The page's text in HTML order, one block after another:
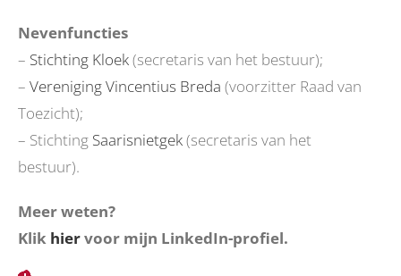
Nevenfuncties
– Stichting Kloek(secretaris van het bestuur);
– Vereniging Vincentius Breda (voorzitter Raad van
Toezicht);
– Stichting Saarisnietgek(secretaris van het
bestuur).
Meer weten?
Klik hiervoor mijn LinkedIn-profiel.